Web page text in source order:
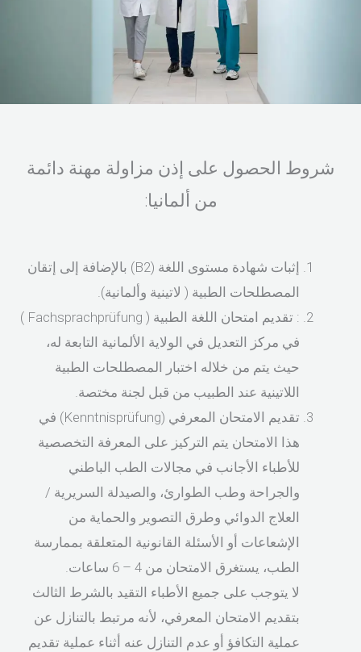
شروط الحصول على إذن مزاولة مهنة دائمة
من ألمانيا:
إثبات شهادة مستوى اللغة (B2) بالإضافة إلى إتقان
المصطلحات الطبية ( لاتينية وألمانية).
: تقديم امتحان اللغة الطبية ( Fachsprachprüfung )
في مركز التعديل في الولاية الألمانية التابعة له،
حيث يتم من خلاله اختبار المصطلحات الطبية
اللاتينية عند الطبيب من قبل لجنة مختصة.
تقديم الامتحان المعرفي (Kenntnisprüfung) في
هذا الامتحان يتم التركيز على المعرفة التخصصية
للأطباء الأجانب في مجالات الطب الباطني
والجراحة وطب الطوارئ، والصيدلة السريرية /
العلاج الدوائي وطرق التصوير والحماية من
الإشعاعات أو الأسئلة القانونية المتعلقة بممارسة
الطب، يستغرق الامتحان من 4 – 6 ساعات.
لا يتوجب على جميع الأطباء التقيد بالشرط الثالث
بتقديم الامتحان المعرفي، لأنه مرتبط بالتنازل عن
عملية التكافؤ أو عدم التنازل عنه أثناء عملية تقديم